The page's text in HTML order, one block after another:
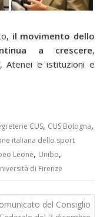
il movimento dello
a crescere,
Atenei e istituzioni e
CUS, CUS Bologna,
italiana dello sport
Leone, Unibo,
di Firenze
del Consiglio